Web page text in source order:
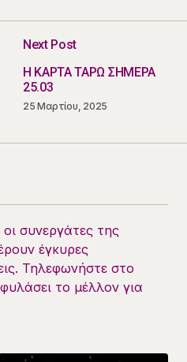
Next Post
Η ΚΑΡΤΑ ΤΑΡΩ ΣΗΜΕΡΑ
25.03
25 Μαρτίου, 2025
συνεργάτες της
έγκυρες
Τηλεφωνήστε στο
το μέλλον για